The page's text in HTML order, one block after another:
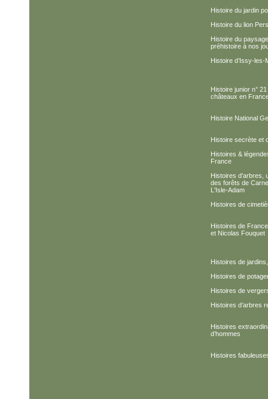
Histoire du jardin
Histoire du lion
Histoire du
préhistoire à nos
Histoire d’Issy-les-
Histoire junior n°
châteaux en
Histoire National
Histoire secrète et
Histoires &
France
Histoires d'arbres,
des forêts de
L'Isle-Adam
Histoires de
Histoires de
et Nicolas Fouquet
Histoires de
Histoires de
Histoires de
Histoires d’arbres
Histoires
d’hommes
Histoires